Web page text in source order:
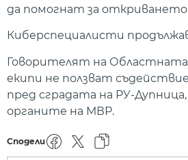
да помогнат за откриването
Киберспециалисти
Говорителят на
екипи не ползват
пред сградата на РУ-
органите на МВР.
Сподели